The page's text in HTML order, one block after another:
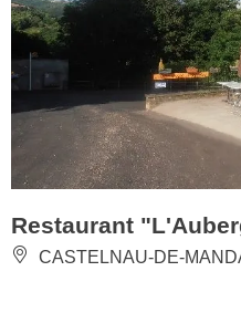
Restaurant
CASTELNAU-DE-